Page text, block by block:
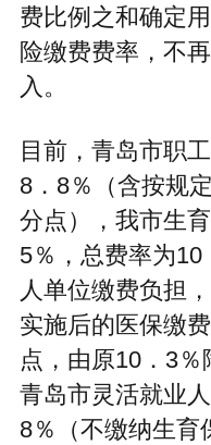
费比例之和确定
险缴费费率，不
入。
目前，青岛市职
8．8％（含按规
分点），我市生
5％，总费率为10
人单位缴费负担
实施后的医保缴
点，由原10．3
青岛市灵活就业
8％（不缴纳生育